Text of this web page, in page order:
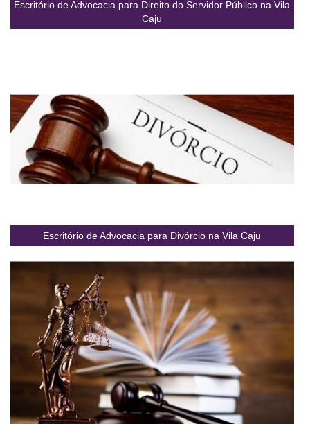
Escritório de Advocacia para Direito do Servidor Público na Vila
Caju
Escritório de Advocacia para Divórcio na Vila Caju